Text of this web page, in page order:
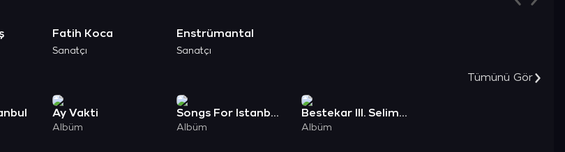
Fatih Koca
Sanatçı
Enstrümantal
Sanatçı
Tümünü Gör
Ay Vakti
Albüm
Songs For Istanbul Enstrümantel
Albüm
Bestekar III. Selim Han Eserleri -1
Albüm